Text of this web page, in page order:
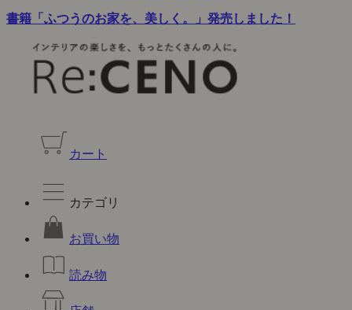
書籍「ふつうのお家を、美しく。」発売しました！
カート
カテゴリ
お買い物
読み物